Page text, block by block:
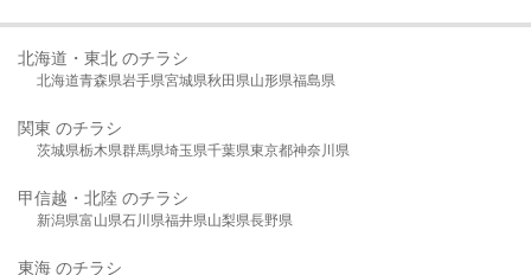
北海道・東北 のチラシ
北海道青森県岩手県宮城県秋田県山形県福島県
関東 のチラシ
茨城県栃木県群馬県埼玉県千葉県東京都神奈川県
甲信越・北陸 のチラシ
新潟県富山県石川県福井県山梨県長野県
東海 のチラシ